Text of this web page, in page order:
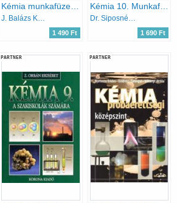
J. Balázs Katalin
1 490 Ft
Kémia 10. Munkafüzet - Szervetlen és szerves kémia
Dr. Siposné Dr. Kedves Éva-Horváth Balázs-Péntek Lászlóné
1 690 Ft
PARTNER PARTNER